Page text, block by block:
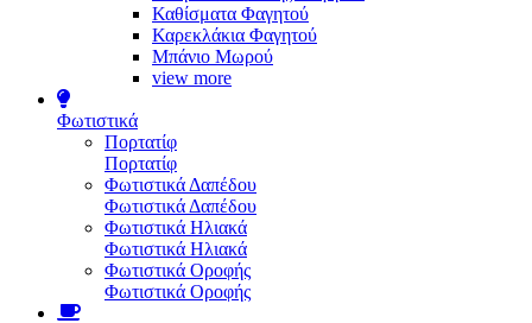
Καθίσματα Φαγητού
Καρεκλάκια Φαγητού
Μπάνιο Μωρού
view more
Φωτιστικά
Πορτατίφ
Πορτατίφ
Φωτιστικά Δαπέδου
Φωτιστικά Δαπέδου
Φωτιστικά Ηλιακά
Φωτιστικά Ηλιακά
Φωτιστικά Οροφής
Φωτιστικά Οροφής